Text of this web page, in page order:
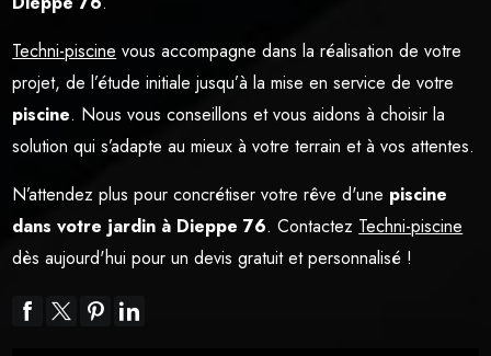
Techni-piscine vous accompagne dans la réalisation de votre
projet, de l’étude initiale jusqu’à la mise en service de votre
piscine. Nous vous conseillons et vous aidons à choisir la
solution qui s’adapte au mieux à votre terrain et à vos attentes.
N’attendez plus pour concrétiser votre rêve d'une piscine
dans votre jardin à Dieppe 76. Contactez Techni-piscine
dès aujourd'hui pour un devis gratuit et personnalisé !